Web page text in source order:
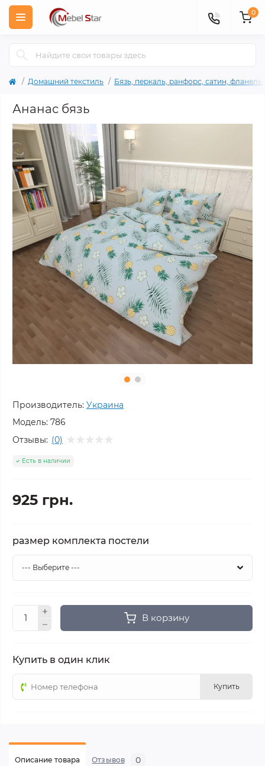
0
Домашний текстиль Бязь, перкаль, ранфорс, сатин,
Ананас бязь
Производитель: Украина
Модель: 786
Отзывы: (0)
Есть в наличии
925 грн.
размер комплекта постели
В корзину
Купить в один клик
Купить
Описание товара Отзывов 0